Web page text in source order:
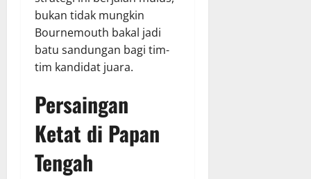
bukan tidak mungkin
Bournemouth bakal jadi
batu sandungan bagi tim-
tim kandidat juara.
Persaingan
Ketat di Papan
Tengah